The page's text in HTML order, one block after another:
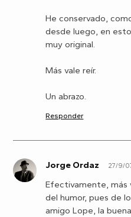
He conservado,
desde luego, en
muy original.
Más vale reír.
Un abrazo.
Responder
J Jorge Ordaz 27/9/
Efectivamente, más
del humor, pues de
amigo Lope, la